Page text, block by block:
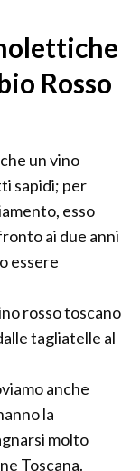
Rosso
un vino
sapidi; per
esso
ai due anni
essere
rosso toscano
tagliatelle al
anche
la
molto
Toscana.